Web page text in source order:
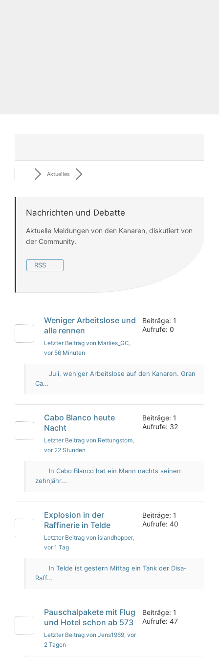
Aktuelles
Nachrichten und Debatte
Aktuelle Meldungen von den Kanaren, diskutiert von
der Community.
RSS
Weniger Arbeitslose und
alle rennen
Letzter Beitrag von Marlies_GC,
vor 56 Minuten
Beiträge: 1
Aufrufe: 0
Juli, weniger Arbeitslose auf den Kanaren. Gran
Ca...
Cabo Blanco heute
Nacht
Letzter Beitrag von Rettungstom,
vor 22 Stunden
Beiträge: 1
Aufrufe: 32
In Cabo Blanco hat ein Mann nachts seinen
zehnjähr...
Explosion in der
Raffinerie in Telde
Letzter Beitrag von islandhopper,
vor 1 Tag
Beiträge: 1
Aufrufe: 40
In Telde ist gestern Mittag ein Tank der Disa-
Raff...
Pauschalpakete mit Flug
und Hotel schon ab 573
Letzter Beitrag von Jens1969, vor
2 Tagen
Beiträge: 1
Aufrufe: 47